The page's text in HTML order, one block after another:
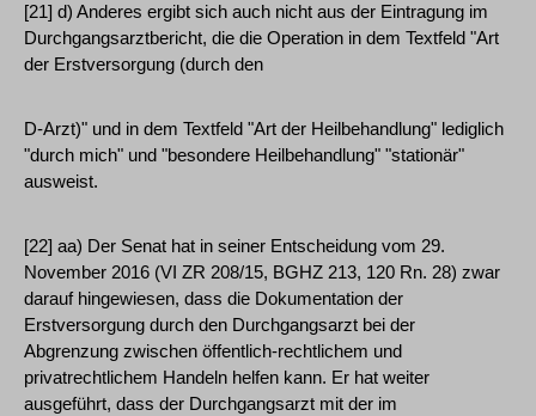
[21] d) Anderes ergibt sich auch nicht aus der Eintragung im
Durchgangsarztbericht, die die Operation in dem Textfeld "Art
der Erstversorgung (durch den
D-Arzt)" und in dem Textfeld "Art der Heilbehandlung" lediglich
"durch mich" und "besondere Heilbehandlung" "stationär"
ausweist.
[22] aa) Der Senat hat in seiner Entscheidung vom 29.
November 2016 (VI ZR 208/15, BGHZ 213, 120 Rn. 28) zwar
darauf hingewiesen, dass die Dokumentation der
Erstversorgung durch den Durchgangsarzt bei der
Abgrenzung zwischen öffentlich-rechtlichem und
privatrechtlichem Handeln helfen kann. Er hat weiter
ausgeführt, dass der Durchgangsarzt mit der im